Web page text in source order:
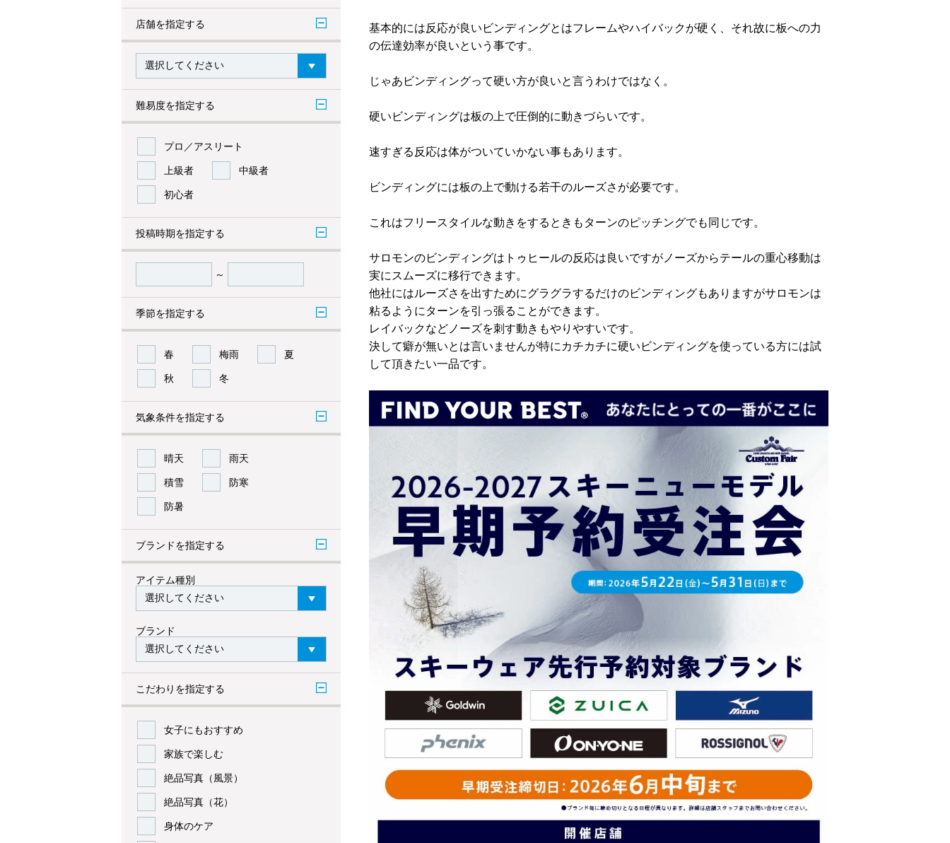
店舗を指定する
難易度を指定する
プロ／アスリート
上級者 中級者
初心者
投稿時期を指定する
～
季節を指定する
春 梅雨 夏
秋 冬
気象条件を指定する
晴天 雨天
積雪 防寒
防暑
ブランドを指定する
アイテム種別
ブランド
こだわりを指定する
女子にもおすすめ
家族で楽しむ
絶品写真（風景）
絶品写真（花）
身体のケア
基本的には反応が良いビンディングとはフレームやハイバックが硬く、それ故に板への力
の伝達効率が良いという事です。
じゃあビンディングって硬い方が良いと言うわけではなく。
硬いビンディングは板の上で圧倒的に動きづらいです。
速すぎる反応は体がついていかない事もあります。
ビンディングには板の上で動ける若干のルーズさが必要です。
これはフリースタイルな動きをするときもターンのピッチングでも同じです。
サロモンのビンディングはトゥヒールの反応は良いですがノーズからテールの重心移動は
実にスムーズに移行できます。
他社にはルーズさを出すためにグラグラするだけのビンディングもありますがサロモンは
粘るようにターンを引っ張ることができます。
レイバックなどノーズを刺す動きもやりやすいです。
決して癖が無いとは言いませんが特にカチカチに硬いビンディングを使っている方には試
して頂きたい一品です。